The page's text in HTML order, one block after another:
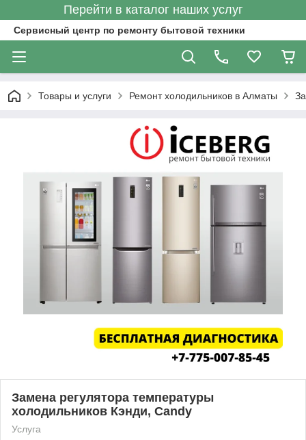
Перейти в каталог наших услуг
Сервисный центр по ремонту бытовой техники
Товары и услуги Ремонт холодильников в Алматы
Замена регулятора температуры
холодильников Кэнди, Candy
Услуга